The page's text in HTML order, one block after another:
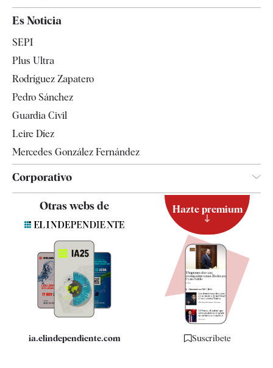
Televisión
Es Noticia
SEPI
Plus Ultra
Rodríguez Zapatero
Pedro Sánchez
Guardia Civil
Leire Díez
Mercedes González Fernández
Corporativo
Quiénes somos
Especificaciones
Otras webs de
ia.elindependiente.com
Hazte premium
Suscríbete